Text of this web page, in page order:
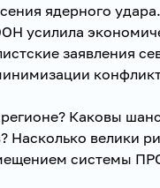
ядерного
усилила
заявления
Каковы
Насколько велики
системы